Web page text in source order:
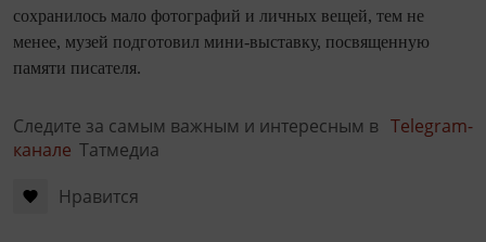
сохранилось мало фотографий и личных вещей, тем не
менее, музей подготовил мини-выставку, посвященную
памяти писателя.
Следите за самым важным и интересным в Telegram-
канале Татмедиа
Нравится